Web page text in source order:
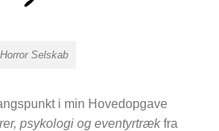
Selskab
i min Hovedopgave
psykologi og eventyrtrækfra